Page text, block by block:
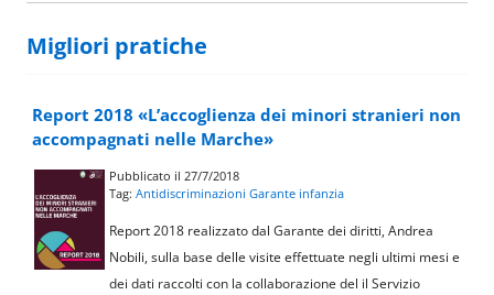
Migliori pratiche
Report 2018 «L’accoglienza dei minori stranieri non
accompagnati nelle Marche»
Pubblicato il 27/7/2018
Tag:AntidiscriminazioniGarante infanzia
Report 2018 realizzato dal Garante dei diritti, Andrea
Nobili, sulla base delle visite effettuate negli ultimi mesi e
dei dati raccolti con la collaborazione del il Servizio